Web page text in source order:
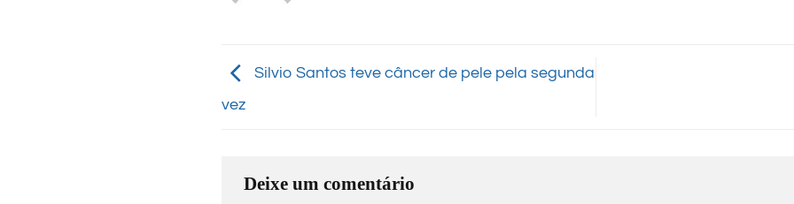
Silvio Santos teve câncer de pele pela segunda
vez
Deixe um comentário